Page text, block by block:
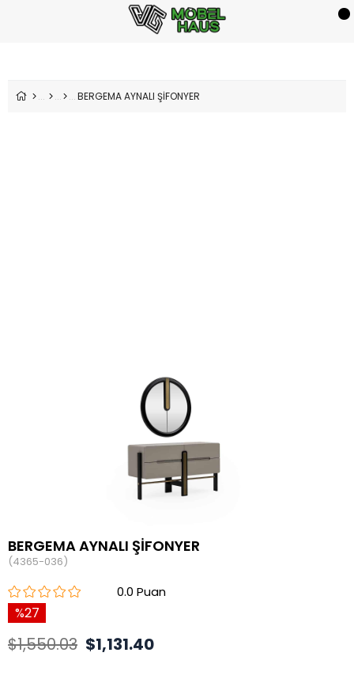
BERGEMA AYNALI ŞİFONYER
BERGEMA AYNALI ŞİFONYER
(4365-036)
0.0
27
$1,550.03 $1,131.40